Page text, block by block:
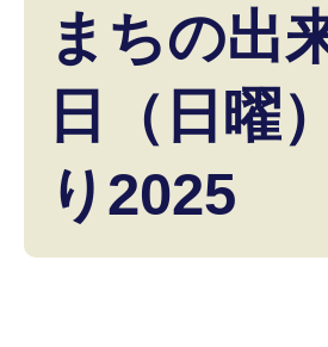
まちの出
日（日曜
り2025